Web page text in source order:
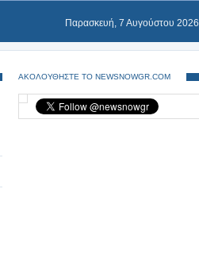
Παρασκευή, 7 Αυγούστου 2026
ΑΚΟΛΟΥΘΗΣΤΕ ΤΟ NEWSNOWGR.COM